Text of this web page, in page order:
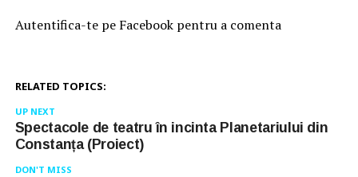
Autentifica-te pe Facebook pentru a comenta
RELATED TOPICS:
UP NEXT
Spectacole de teatru în incinta Planetariului din
Constanța (Proiect)
DON'T MISS